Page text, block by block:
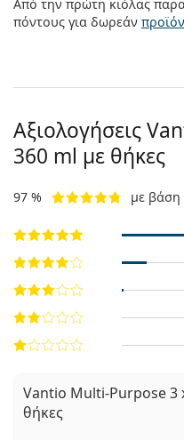
Από την πρώτη κιόλας
πόντους για δωρεάν
Αξιολογήσεις
360 ml με θήκες
97 % με βάση
Vantio Multi-Purpose 3
θήκες